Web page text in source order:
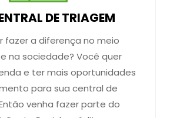
DE TRIAGEM
fazer a diferença no meio
na sociedade? Você quer
e ter mais oportunidades
para sua central de
venha fazer parte do